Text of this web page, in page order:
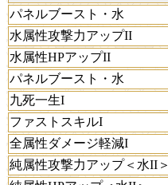
パネルブースト・水
水属性攻撃力アップII
水属性HPアップII
パネルブースト・水
九死一生I
ファストスキルI
全属性ダメージ軽減I
純属性攻撃力アップ＜水II＞